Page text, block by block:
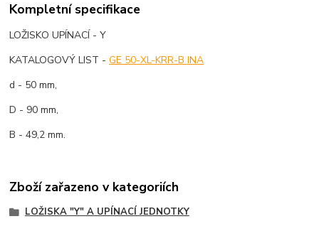
Kompletní specifikace
LOŽISKO UPÍNACÍ - Y
KATALOGOVÝ LIST -GE 50-XL-KRR-B INA
d - 50 mm,
D - 90 mm,
B - 49,2 mm.
Zboží zařazeno v kategoriích
LOŽISKA "Y" A UPÍNACÍ JEDNOTKY